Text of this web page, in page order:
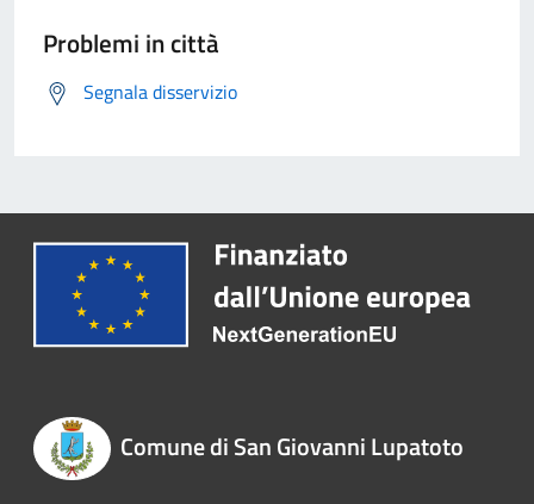
Problemi in città
Segnala disservizio
Comune di San Giovanni Lupatoto